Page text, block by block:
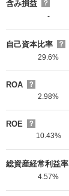
含み損益
？
-
自己資本比率
？
29.6%
ROA
？
2.98%
ROE
？
10.43%
総資産経常利益率
4.57%